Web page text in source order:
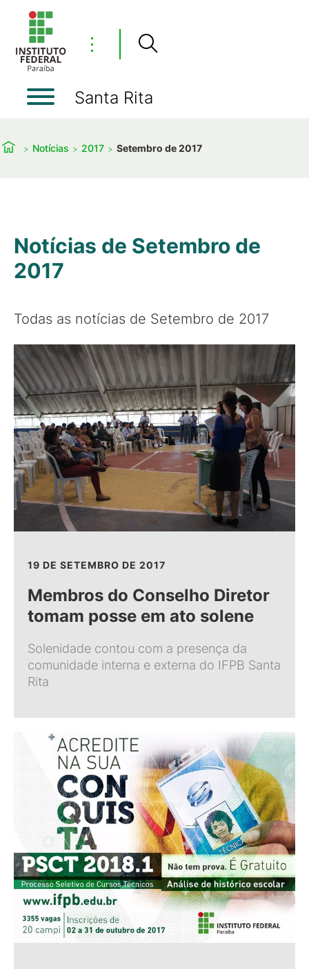
⋮
Santa Rita
Notícias 2017 Setembro de 2017
Notícias de Setembro de
2017
Todas as notícias de Setembro de 2017
19 DE SETEMBRO DE 2017
Membros do Conselho Diretor
tomam posse em ato solene
Solenidade contou com a presença da
comunidade interna e externa do IFPB Santa
Rita